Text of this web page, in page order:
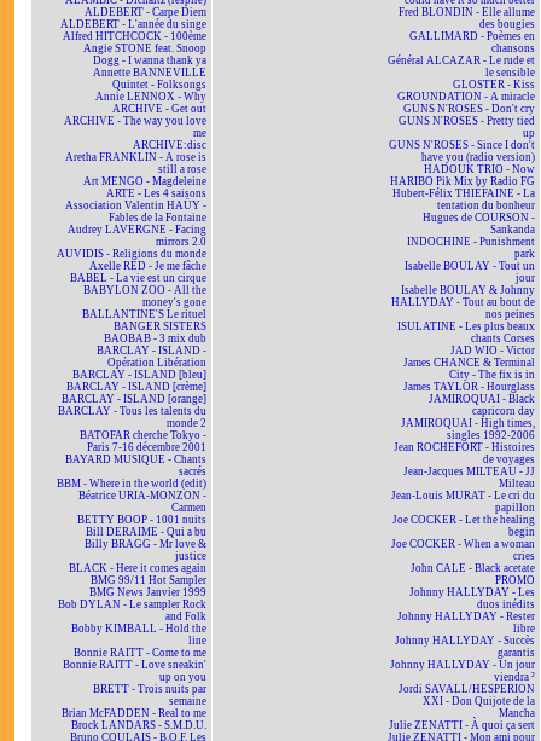
ALDEBERT - Carpe Diem
ALDEBERT - L'année du singe
Alfred HITCHCOCK - 100ème
Angie STONE feat. Snoop
Dogg - I wanna thank ya
Annette BANNEVILLE
Quintet - Folksongs
Annie LENNOX - Why
ARCHIVE - Get out
ARCHIVE - The way you love
me
ARCHIVE:disc
Aretha FRANKLIN - A rose is
still a rose
Art MENGO - Magdeleine
ARTE - Les 4 saisons
Association Valentin HAÜY -
Fables de la Fontaine
Audrey LAVERGNE - Facing
mirrors 2.0
AUVIDIS - Religions du monde
Axelle RED - Je me fâche
BABEL - La vie est un cirque
BABYLON ZOO - All the
money's gone
BALLANTINE'S Le rituel
BANGER SISTERS
BAOBAB - 3 mix dub
BARCLAY - ISLAND -
Opération Libération
BARCLAY - ISLAND [bleu]
BARCLAY - ISLAND [crème]
BARCLAY - ISLAND [orange]
BARCLAY - Tous les talents du
monde 2
BATOFAR cherche Tokyo -
Paris 7-16 décembre 2001
BAYARD MUSIQUE - Chants
sacrés
BBM - Where in the world (edit)
Béatrice URIA-MONZON -
Carmen
BETTY BOOP - 1001 nuits
Bill DERAIME - Qui a bu
Billy BRAGG - Mr love &
justice
BLACK - Here it comes again
BMG 99/11 Hot Sampler
BMG News Janvier 1999
Bob DYLAN - Le sampler Rock
and Folk
Bobby KIMBALL - Hold the
line
Bonnie RAITT - Come to me
Bonnie RAITT - Love sneakin'
up on you
BRETT - Trois nuits par
semaine
Brian McFADDEN - Real to me
Brock LANDARS - S.M.D.U.
Bruno COULAIS - B.O.F. Les
Fred BLONDIN - Elle allume
des bougies
GALLIMARD - Poèmes en
chansons
Général ALCAZAR - Le rude et
le sensible
GLOSTER - Kiss
GROUNDATION - A miracle
GUNS N'ROSES - Don't cry
GUNS N'ROSES - Pretty tied
up
GUNS N'ROSES - Since I don't
have you (radio version)
HADOUK TRIO - Now
HARIBO Pik Mix by Radio FG
Hubert-Félix THIÉFAINE - La
tentation du bonheur
Hugues de COURSON -
Sankanda
INDOCHINE - Punishment
park
Isabelle BOULAY - Tout un
jour
Isabelle BOULAY & Johnny
HALLYDAY - Tout au bout de
nos peines
ISULATINE - Les plus beaux
chants Corses
JAD WIO - Victor
James CHANCE & Terminal
City - The fix is in
James TAYLOR - Hourglass
JAMIROQUAI - Black
capricorn day
JAMIROQUAI - High times,
singles 1992-2006
Jean ROCHEFORT - Histoires
de voyages
Jean-Jacques MILTEAU - JJ
Milteau
Jean-Louis MURAT - Le cri du
papillon
Joe COCKER - Let the healing
begin
Joe COCKER - When a woman
cries
John CALE - Black acetate
PROMO
Johnny HALLYDAY - Les
duos inédits
Johnny HALLYDAY - Rester
libre
Johnny HALLYDAY - Succès
garantis
Johnny HALLYDAY - Un jour
viendra ²
Jordi SAVALL/HESPERION
XXI - Don Quijote de la
Mancha
Julie ZENATTI - À quoi ça sert
Julie ZENATTI - Mon ami pour